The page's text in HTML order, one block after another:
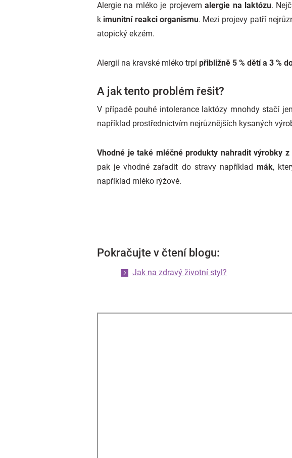
Alergie na mléko je projevem alergie na laktózu.
k imunitní reakci organismu. Mezi projevy patří
atopický ekzém.
Alergií na kravské mléko trpí přibližně 5 % dětí a 3 %
A jak tento problém řešit?
V případě pouhé intolerance laktózy mnohdy stačí jen
například prostřednictvím nejrůznějších kysaných
Vhodné je také mléčné produkty nahradit výrobky
pak je vhodné zařadit do stravy napříkladmák,
například mléko rýžové.
Pokračujte v čtení blogu:
Jak na zdravý životní styl?